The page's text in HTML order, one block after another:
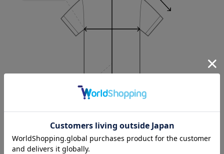
80cm
3L